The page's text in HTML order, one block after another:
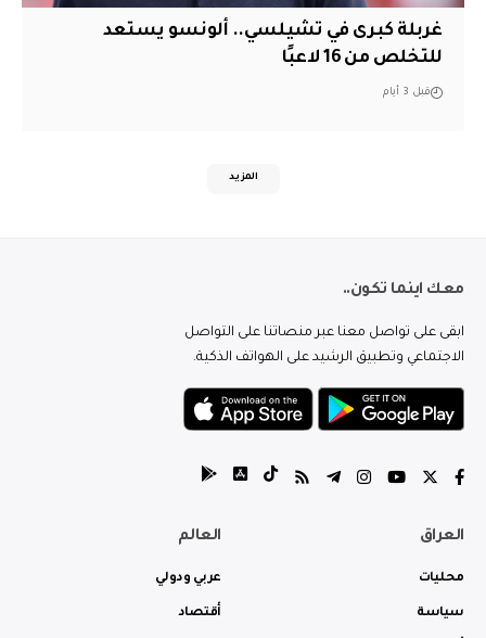
غربلة كبرى في تشيلسي.. ألونسو يستعد
للتخلص من 16 لاعبًا
قبل 3 أيام
المزيد
معك اينما تكون..
ابقى على تواصل معنا عبر منصاتنا على التواصل
الاجتماعي وتطبيق الرشيد على الهواتف الذكية.
العراق
محليات
سياسة
العالم
عربي ودولي
أقتصاد